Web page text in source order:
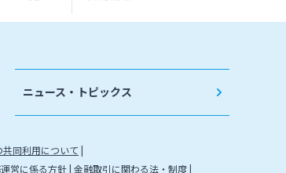
ニュース・トピックス
同利用について
営に係る方針 金融取引に関わる法・制度